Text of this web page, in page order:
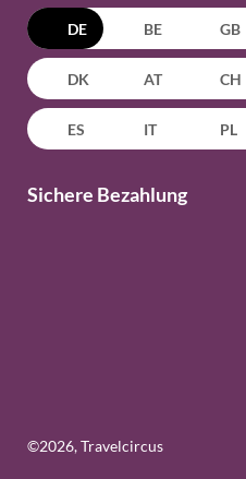
DE BE GB
DK AT CH
ES IT PL
Sichere Bezahlung
©2026, Travelcircus